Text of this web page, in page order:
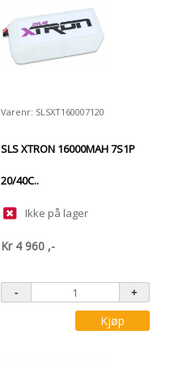
Varenr: SLSXT160007120
SLS XTRON 16000MAH 7S1P
20/40C..
Ikke på lager
Kr 4 960 ,-
Kjøp